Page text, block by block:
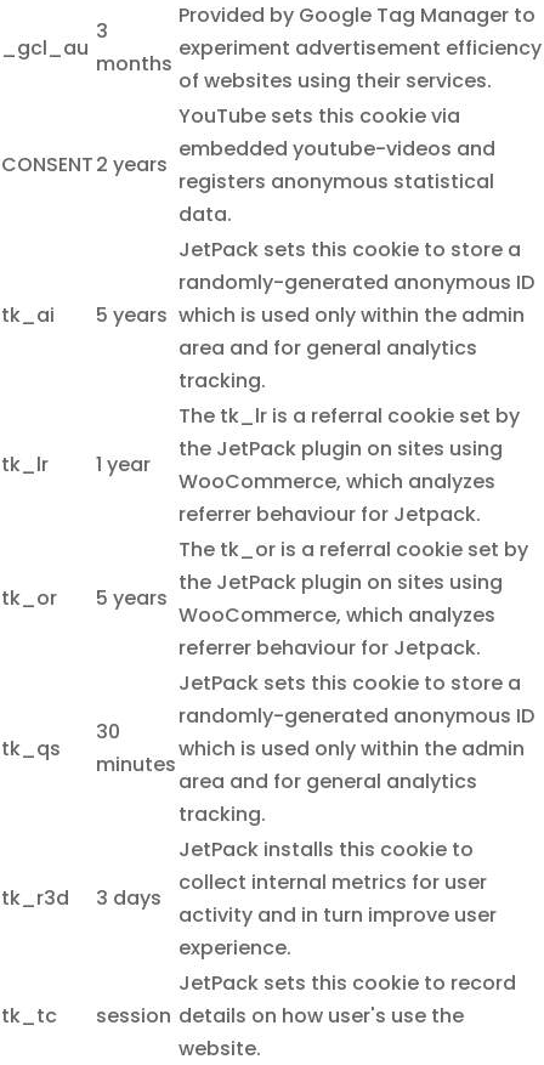
_gcl_au
3
months
Provided by Google Tag Manager to
experiment advertisement efficiency
of websites using their services.
CONSENT2 years
YouTube sets this cookie via
embedded youtube-videos and
registers anonymous statistical
data.
tk_ai 5 years
JetPack sets this cookie to store a
randomly-generated anonymous ID
which is used only within the admin
area and for general analytics
tracking.
tk_lr 1 year
The tk_lr is a referral cookie set by
the JetPack plugin on sites using
WooCommerce, which analyzes
referrer behaviour for Jetpack.
tk_or 5 years
The tk_or is a referral cookie set by
the JetPack plugin on sites using
WooCommerce, which analyzes
referrer behaviour for Jetpack.
tk_qs
30
minutes
JetPack sets this cookie to store a
randomly-generated anonymous ID
which is used only within the admin
area and for general analytics
tracking.
tk_r3d 3 days
JetPack installs this cookie to
collect internal metrics for user
activity and in turn improve user
experience.
tk_tc session
JetPack sets this cookie to record
details on how user's use the
website.